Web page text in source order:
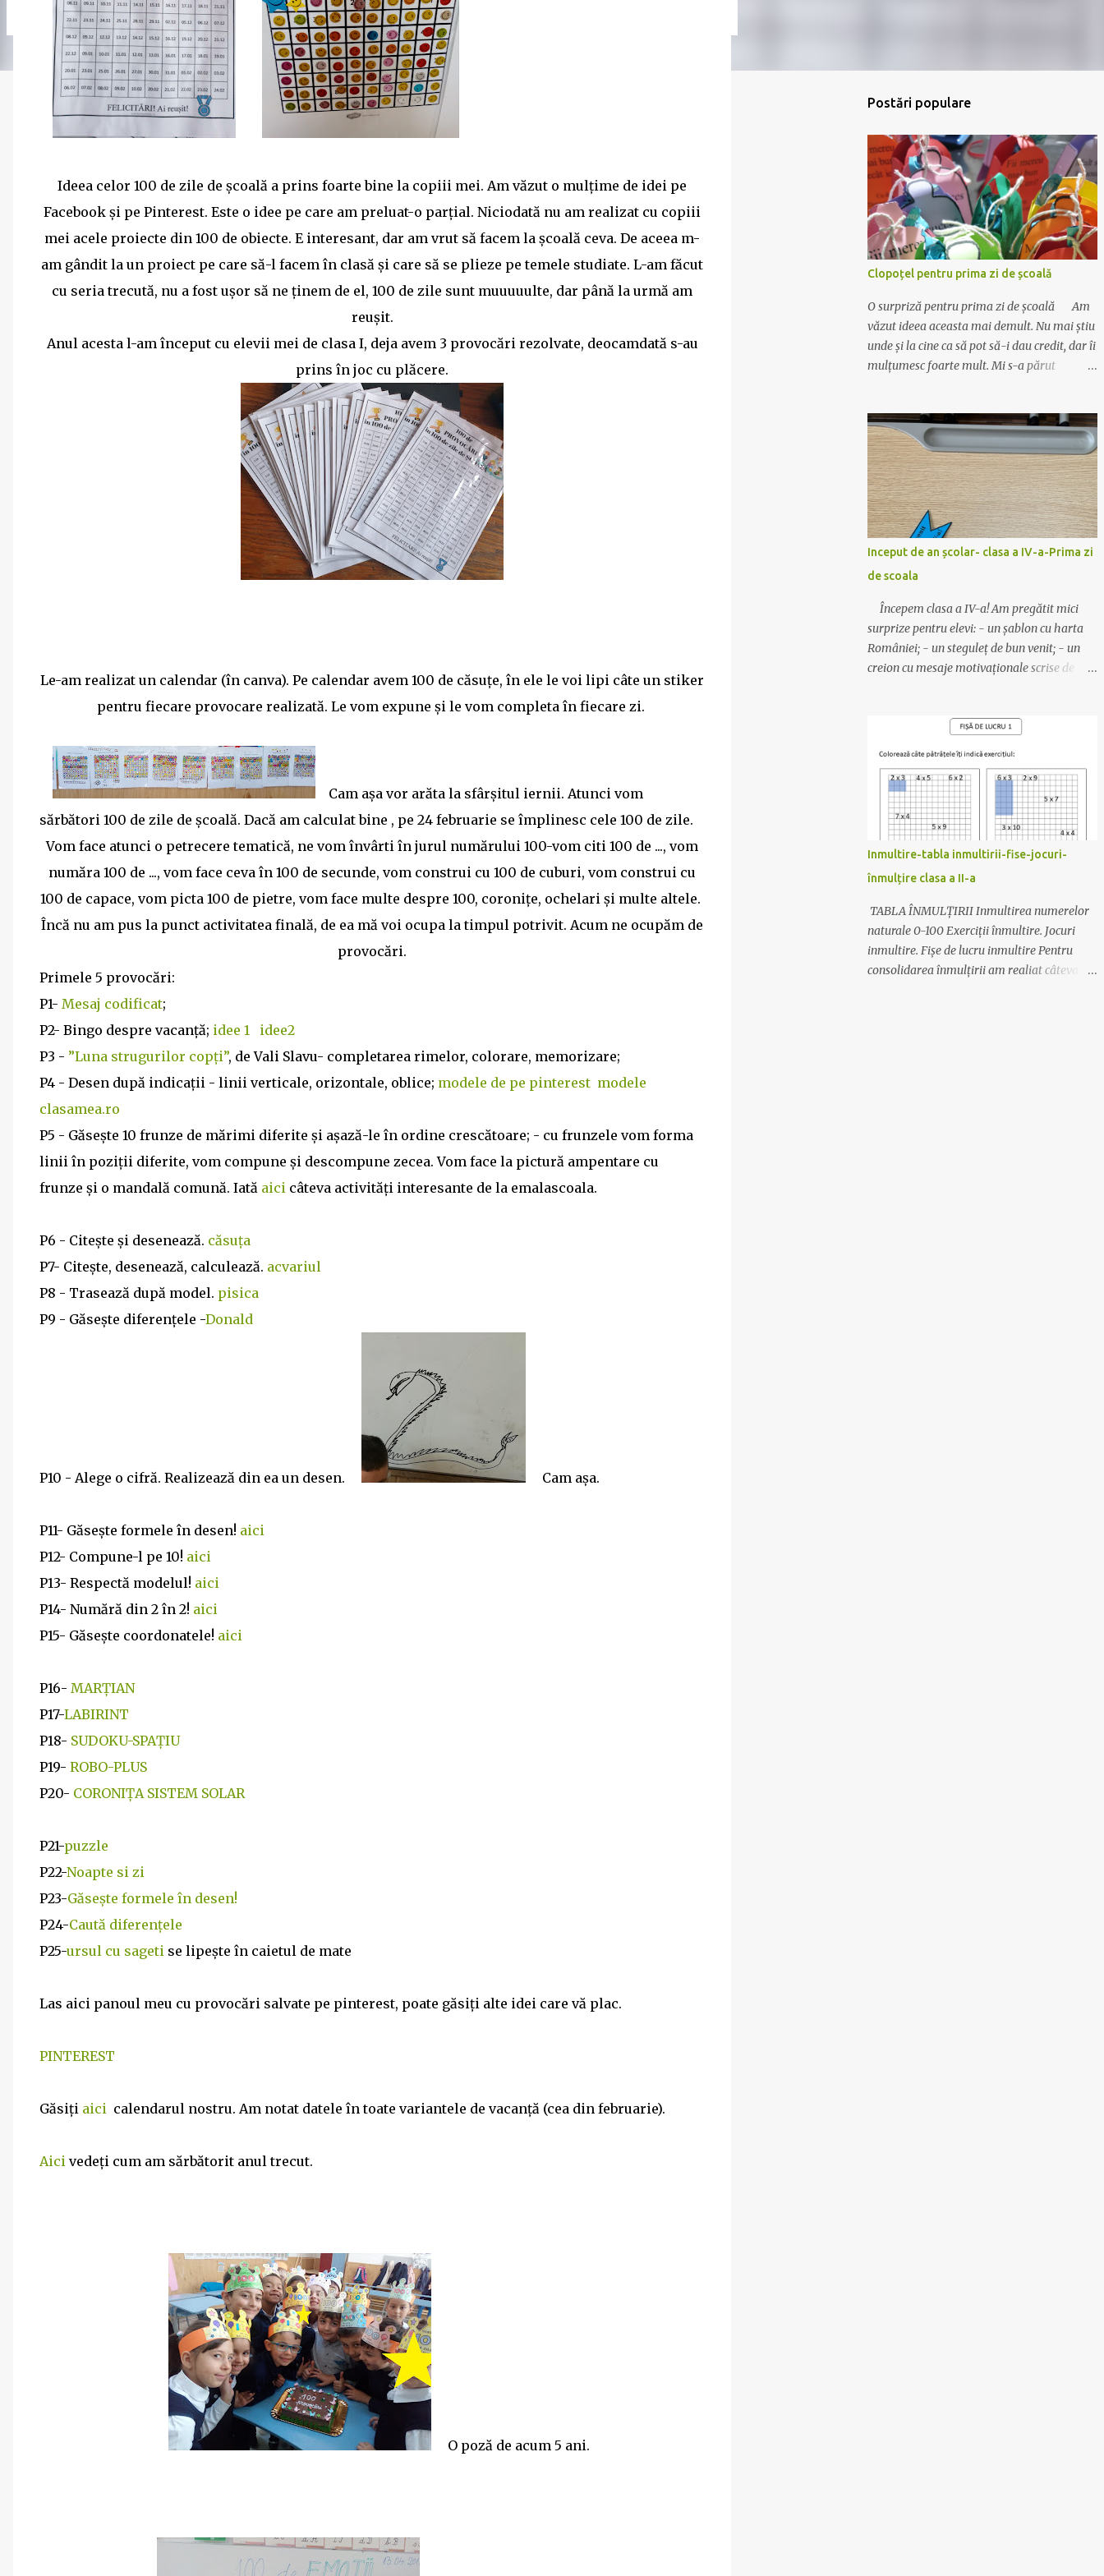
Ideea celor 100 de zile de școală a prins foarte bine la copiii mei. Am văzut o mulțime de idei pe
Facebook și pe Pinterest. Este o idee pe care am preluat-o parțial. Niciodată nu am realizat cu copiii
mei acele proiecte din 100 de obiecte. E interesant, dar am vrut să facem la școală ceva. De aceea m-
am gândit la un proiect pe care să-l facem în clasă și care să se plieze pe temele studiate. L-am făcut
cu seria trecută, nu a fost ușor să ne ținem de el, 100 de zile sunt muuuuulte, dar până la urmă am
reușit.
Anul acesta l-am început cu elevii mei de clasa I, deja avem 3 provocări rezolvate, deocamdată s-au
prins în joc cu plăcere.
Le-am realizat un calendar (în canva). Pe calendar avem 100 de căsuțe, în ele le voi lipi câte un stiker
pentru fiecare provocare realizată. Le vom expune și le vom completa în fiecare zi.
Cam așa vor arăta la sfârșitul iernii. Atunci vom
sărbători 100 de zile de școală. Dacă am calculat bine , pe 24 februarie se împlinesc cele 100 de zile.
Vom face atunci o petrecere tematică, ne vom învârti în jurul numărului 100-vom citi 100 de ..., vom
număra 100 de ..., vom face ceva în 100 de secunde, vom construi cu 100 de cuburi, vom construi cu
100 de capace, vom picta 100 de pietre, vom face multe despre 100, coronițe, ochelari și multe altele.
Încă nu am pus la punct activitatea finală, de ea mă voi ocupa la timpul potrivit. Acum ne ocupăm de
provocări.
Primele 5 provocări:
P1- Mesaj codificat;
P2- Bingo despre vacanță; idee 1
idee2
P3 - ”Luna strugurilor copți”, de Vali Slavu- completarea rimelor, colorare, memorizare;
P4 - Desen după indicații - linii verticale, orizontale, oblice; modele de pe pinterest modele
clasamea.ro
P5 - Găsește 10 frunze de mărimi diferite și așază-le în ordine crescătoare; - cu frunzele vom forma
linii în poziții diferite, vom compune și descompune zecea. Vom face la pictură ampentare cu
frunze și o mandală comună. Iată aici câteva activități interesante de la emalascoala.
P6 - Citește și desenează. căsuța
P7- Citește, desenează, calculează. acvariul
P8 - Trasează după model. pisica
P9 - Găsește diferențele -Donald
P10 - Alege o cifră. Realizează din ea un desen. Cam așa.
P11- Găsește formele în desen! aici
P12- Compune-l pe 10! aici
P13- Respectă modelul! aici
P14- Numără din 2 în 2! aici
P15- Găsește coordonatele! aici
P16- MARȚIAN
P17-LABIRINT
P18- SUDOKU-SPAȚIU
P19- ROBO-PLUS
P20- CORONIȚA SISTEM SOLAR
P21-puzzle
P22-Noapte si zi
P23-Găsește formele în desen!
P24-Caută diferențele
P25-ursul cu sageti se lipește în caietul de mate
Las aici panoul meu cu provocări salvate pe pinterest, poate găsiți alte idei care vă plac.
PINTEREST
Găsiți aici calendarul nostru. Am notat datele în toate variantele de vacanță (cea din februarie).
Aici vedeți cum am sărbătorit anul trecut.
O poză de acum 5 ani.
Postări populare
Clopoțel pentru prima zi de școală
O surpriză pentru prima zi de școală Am
văzut ideea aceasta mai demult. Nu mai știu
unde și la cine ca să pot să-i dau credit, dar îi
mulțumesc foarte mult. Mi s-a părut
Fotografia este veche, dar materialul este
actualizat cu data de anul acesta. Se
realizează foarte ușor: Materiale necesare :
carton colorat, bomboane ambalate (cel mai
bine se așază cele care au un singur ”moț” la
ambalaj), sfoară, lipici sau capsator. 😊Se
printează pe carton colorat, dintr-un carton
ies 2 clopoței. 😊Se îndoaie pe linia trasată.
😊Se decupează clopoțelul (cu foaia îndoită).
😊Se leagă sfoară de bombonele și apoi de
mânerul clopoțelului. Bomboana trebuie să
fie în interior. 😊Se capsează aripioarele.
Simplu și drăguț! Descarcă materialul
Inceput de an școlar- clasa a IV-a-Prima zi
de scoala
Începem clasa a IV-a! Am pregătit mici
surprize pentru elevi: - un șablon cu harta
României; - un steguleț de bun venit; - un
creion cu mesaje motivaționale scrise de
ciocolată mică, care va fi așezată pe suport.
Clasa are câteva planșe pentru decor despre
istorie, geografie și motivaționale. (Idei
preluate) Să avem un an școlar liniștit!☺️
Mult succes! Ilona
Inmultire-tabla inmultirii-fise-jocuri-
înmulțire clasa a II-a
TABLA ÎNMULȚIRII Inmultirea numerelor
naturale 0-100 Exerciții înmultire. Jocuri
inmultire. Fișe de lucru inmultire Pentru
consolidarea înmulțirii am realiat câteva